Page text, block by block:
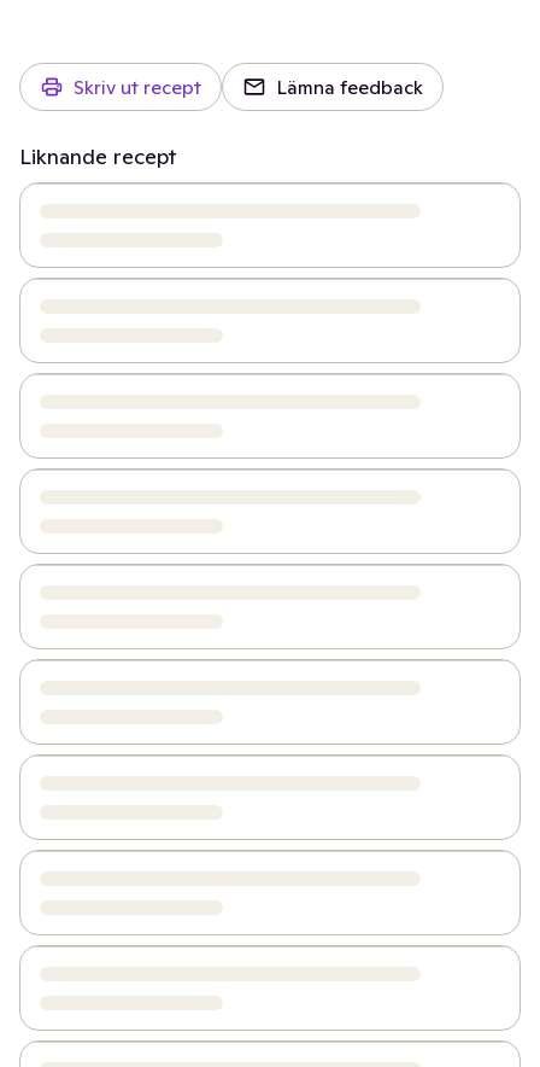
Skriv ut recept Lämna feedback
Liknande recept